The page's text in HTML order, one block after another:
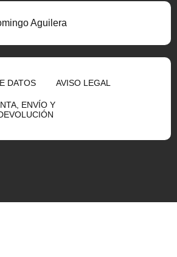
Aguilera
DATOS AVISO LEGAL
ENVÍO Y